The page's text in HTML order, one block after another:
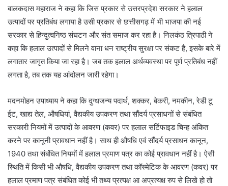
बालकदास महाराज ने कहा कि जिस प्रकार से उत्तरप्रदेश सरकार ने हलाल
उत्पादों पर प्रतिबंध लगाया है उसी प्रकार से छत्तीसगढ़ में भी भाजपा की नई
सरकार से हिन्दुत्वनिष्ठ संघटन और संत समाज कर रहा है। निलकंठ त्रिपाठी ने
कहा कि हलाल उत्पादों से मिलने वाना धन राष्ट्रीय सुरक्षा पर संकट है, इसके बारे में
लगातार जागृत किया जा रहा है। जब तक हलाल अर्थव्यवस्था पर पूर्ण प्रतिबंध नहीं
लगता है, तब तक यह आंदोलन जारी रहेगा।
मदनमोहन उपाध्याय ने कहा कि दुग्धजन्य पदार्थ, शक्कर, बेकरी, नमकीन, रेडी टू
ईट, खाद्य तेल, औषधियां, वैद्यकीय उपकरण तथा सौंदर्य प्रसाधनों से संबंधित
सरकारी नियमों में उत्पादों के आवरण (कवर) पर हलाल सर्टिफाइड चिन्ह अंकित
करने पर कानूनी प्रावधान नहीं है। साथ ही औषधि एवं सौंदर्य प्रसाधन कानून,
1940 तथा संबंधित नियमों में हलाल प्रमाण पत्र का कोई प्रावधान नहीं है। ऐसी
स्थिति में किसी भी औषधि, वैद्यकीय उपकरण तथा कॉस्मेटिक के आवरण (कवर) पर
हलाल प्रमाण पत्र संबंधित कोई भी तथ्य प्रत्यक्ष आ अप्रत्यक्ष रुप से लिखे हो तो